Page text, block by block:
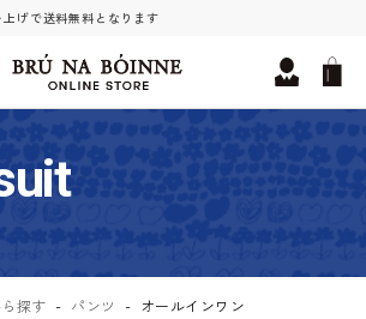
げで送料無料となります
探す パンツ オールインワン